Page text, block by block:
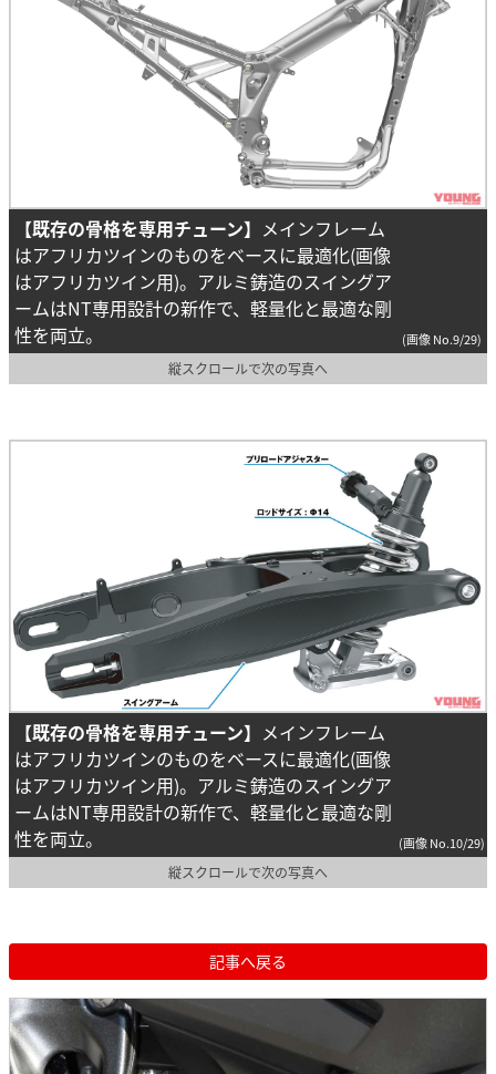
【既存の骨格を専用チューン】 メインフレーム
はアフリカツインのものをベースに最適化(画像
はアフリカツイン用)。アルミ鋳造のスイングア
ームはNT専用設計の新作で、軽量化と最適な剛
性を両立。
(画像 No.9/29)
縦スクロールで次の写真へ
【既存の骨格を専用チューン】 メインフレーム
はアフリカツインのものをベースに最適化(画像
はアフリカツイン用)。アルミ鋳造のスイングア
ームはNT専用設計の新作で、軽量化と最適な剛
性を両立。
(画像 No.10/29)
縦スクロールで次の写真へ
記事へ戻る